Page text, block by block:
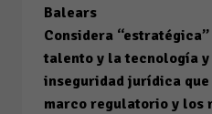
Balears
Considera
talento y la tecnología
inseguridad jurídica
marco regulatorio y los